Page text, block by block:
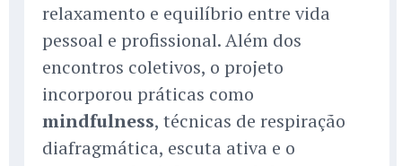
relaxamento e equilíbrio entre vida
pessoal e profissional. Além dos
encontros coletivos, o projeto
incorporou práticas como
mindfulness, técnicas de respiração
diafragmática, escuta ativa e o